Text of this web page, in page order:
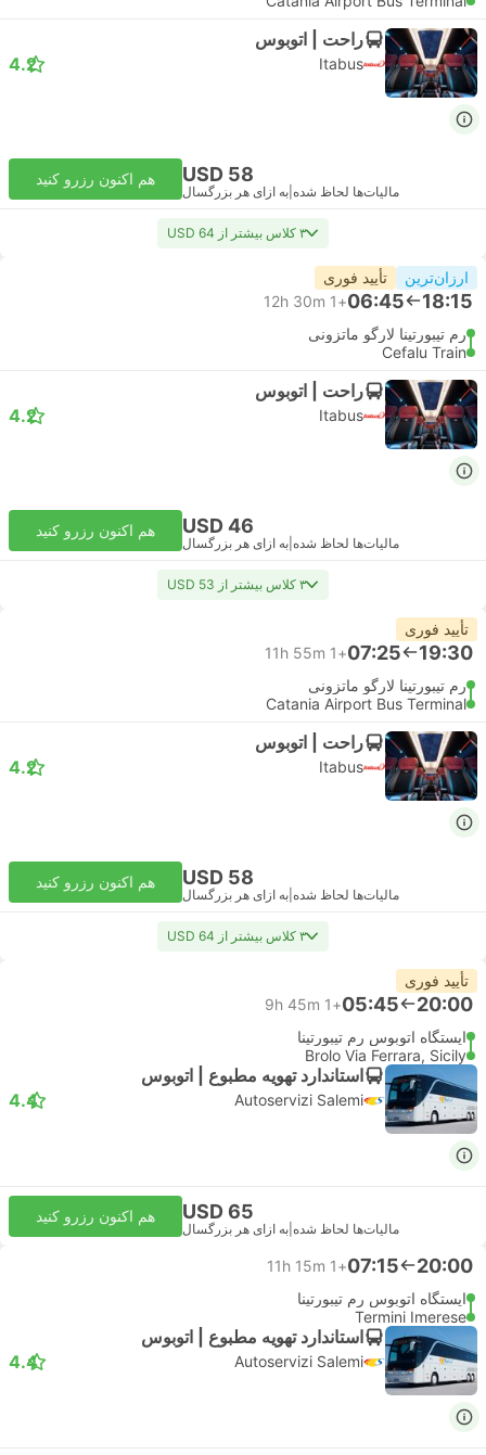
راحت | اتوبوس
Itabus
4.2
USD 58
مالیات‌ها لحاظ شده به ازای هر بزرگسال
هم اکنون رزرو کنید
۳ کلاس بیشتر از USD 64
ارزان‌ترین تأیید فوری
18:15
06:45
+1
12h 30m
رم تیبورتینا لارگو ماتزونی
Cefalu Train
راحت | اتوبوس
Itabus
4.2
USD 46
مالیات‌ها لحاظ شده به ازای هر بزرگسال
هم اکنون رزرو کنید
۳ کلاس بیشتر از USD 53
تأیید فوری
19:30
07:25
+1
11h 55m
رم تیبورتینا لارگو ماتزونی
Catania Airport Bus Terminal
راحت | اتوبوس
Itabus
4.2
USD 58
مالیات‌ها لحاظ شده به ازای هر بزرگسال
هم اکنون رزرو کنید
۳ کلاس بیشتر از USD 64
تأیید فوری
20:00
05:45
+1
9h 45m
ایستگاه اتوبوس رم تیبورتینا
Brolo Via Ferrara, Sicily
استاندارد تهویه مطبوع | اتوبوس
Autoservizi Salemi
4.4
USD 65
مالیات‌ها لحاظ شده به ازای هر بزرگسال
هم اکنون رزرو کنید
20:00
07:15
+1
11h 15m
ایستگاه اتوبوس رم تیبورتینا
Termini Imerese
استاندارد تهویه مطبوع | اتوبوس
Autoservizi Salemi
4.4